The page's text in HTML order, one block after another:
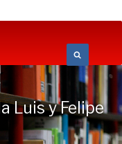
Luis y Felipe